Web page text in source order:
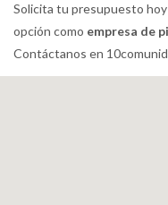
Solicita tu presupuesto
opción como empresa de
Contáctanos en